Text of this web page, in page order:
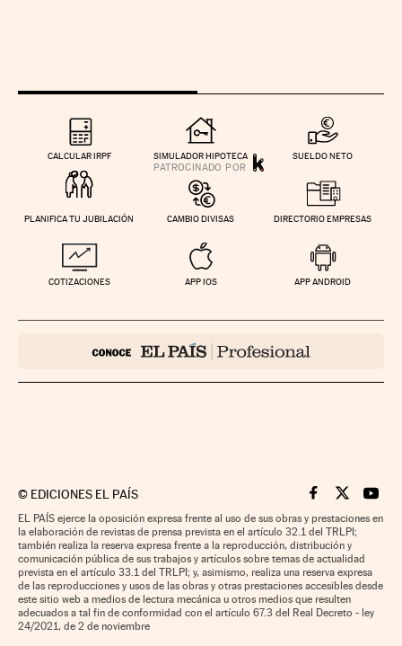
CALCULAR IRPF SIMULADOR HIPOTECA SUELDO NETO
PLANIFICA TU JUBILACIÓN CAMBIO DIVISAS DIRECTORIO EMPRESAS
COTIZACIONES APP IOS APP ANDROID
© EDICIONES EL PAÍS Cinco Días en
Cinco Días
Cinco
EL PAÍS ejerce la oposición expresa frente al uso de sus obras y prestaciones en
la elaboración de revistas de prensa prevista en el artículo 32.1 del TRLPI;
también realiza la reserva expresa frente a la reproducción, distribución y
comunicación pública de sus trabajos y artículos sobre temas de actualidad
prevista en el artículo 33.1 del TRLPI; y, asimismo, realiza una reserva expresa
de las reproducciones y usos de las obras y otras prestaciones accesibles desde
este sitio web a medios de lectura mecánica u otros medios que resulten
adecuados a tal fin de conformidad con el artículo 67.3 del Real Decreto - ley
24/2021, de 2 de noviembre